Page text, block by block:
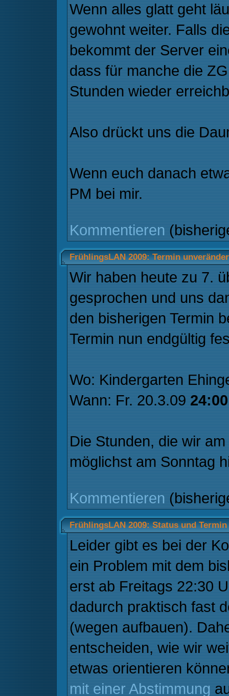
Wenn alles glatt geht
gewohnt weiter. Falls
bekommt der Server
dass für manche die
Stunden wieder
Also drückt uns die
Wenn euch danach
PM bei mir.
Kommentieren
FrühlingsLAN 2009: Termin
Wir haben heute zu 7.
gesprochen und uns
den bisherigen Termin
Termin nun endgültig
Wo: Kindergarten
Wann: Fr. 20.3.09
Die Stunden, die wir
möglichst am Sonntag
Kommentieren
FrühlingsLAN 2009: Status und Termin
Leider gibt es bei der
ein Problem mit dem
erst ab Freitags 22:30
dadurch praktisch fast
(wegen aufbauen).
entscheiden, wie wir
etwas orientieren
mit einer Abstimmung